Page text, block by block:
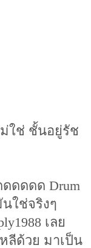
ใช่ ชั้นอยู่รัช
ดดดด Drum
ใช่จริงๆ
เลย
ลีด้วย มาเป็น